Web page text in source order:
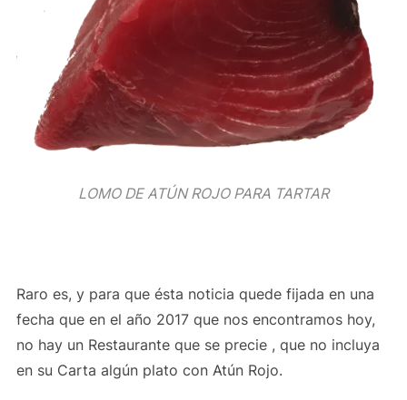
LOMO DE ATÚN ROJO PARA TARTAR
Raro es, y para que ésta noticia quede fijada en una
fecha que en el año 2017 que nos encontramos hoy,
no hay un Restaurante que se precie , que no incluya
en su Carta algún plato con Atún Rojo.